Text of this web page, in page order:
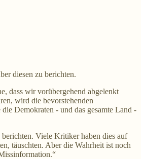
diesen zu berichten.
dass wir vorübergehend abgelenkt
wird die bevorstehenden
Demokraten - und das gesamte Land -
Viele Kritiker haben dies auf
täuschten. Aber die Wahrheit ist noch